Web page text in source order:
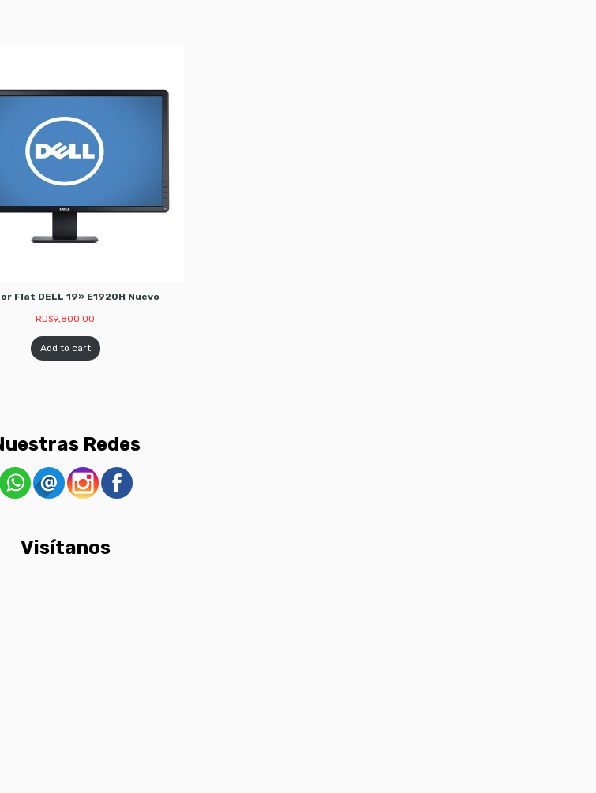
Flat DELL 19» E1920H Nuevo
RD$9,800.00
Add to cart
Redes
Visítanos